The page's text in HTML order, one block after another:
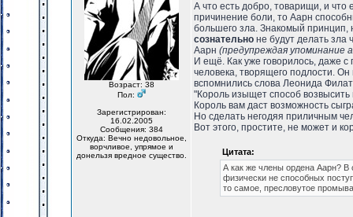
Возраст: 38
Пол:
Зарегистрирован:
16.02.2005
Сообщения: 384
Откуда: Вечно недовольное,
ворчливое, упрямое и
донельзя вредное существо.
А что есть добро, товарищи, и
причинение боли, то Аарн
большего зла. Знакомый
сознательно не будут делать зла
Аарн (предупреждая упоминание
И ещё. Как уже говорилось, даже
человека, творящего подлости.
вспомнились слова Леонида
"Король изыщет способ возвысить
Король вам даст возможность
Но сделать негодяя приличным
Вот этого, простите, не может и
Цитата:
А как же члены ордена Аарн?
физически не способных
то самое, пресловутое